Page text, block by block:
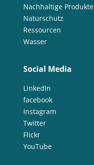
Nachhaltige Produkte
Naturschutz
Ressourcen
Wasser
Social Media
LinkedIn
facebook
Instagram
Twitter
Flickr
YouTube